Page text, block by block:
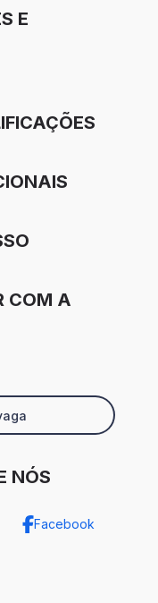
E
COM A
NÓS
Facebook